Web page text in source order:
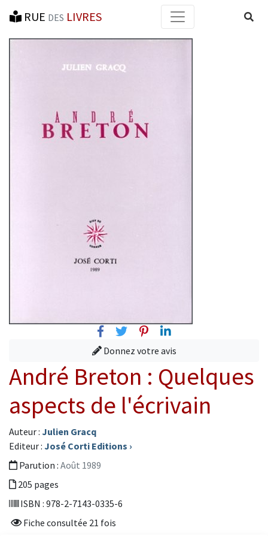
RUE DES LIVRES
FacebookTwitterPinterest
Linkedin
Donnez votre avis
André Breton : Quelques
aspects de l'écrivain
Auteur : Julien Gracq
Editeur : José Corti Editions ›
Parution : Août 1989
205 pages
ISBN : 978-2-7143-0335-6
Fiche consultée 21 fois